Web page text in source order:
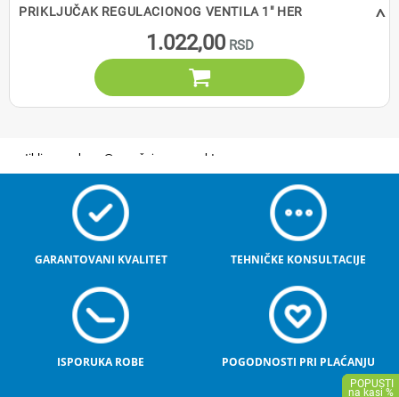
PRIKLJUČAK REGULACIONOG VENTILA 1" HER
1.022,00
^

GARANTOVANI KVALITET TEHNIČKE KONSULTACIJE
ISPORUKA ROBE POGODNOSTI PRI PLAĆANJU